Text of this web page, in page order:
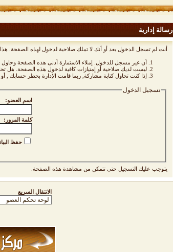
رسالة إدارية
أنت لم تسجل الدخول بعد أو أنك لا تملك صلاحية لدخول لهذه الصفحة. هذا
أن غير مسجل للدخول. إملاء الاستمارة أدنى هذه الصفحة
ليست لديك صلاحية أو إمتيازات كافية لدخول هذه الصفحة. هل
إذا كنت تحاول كتابة مشاركة, ربما قامت الإدارة بحظر حسابك , أو
تسجيل الدخول
اسم العضو:
كلمة المرور:
حفظ
يتوجب عليك التسجيل حتى تتمكن من مشاهدة هذه الصفحة.
الانتقال السريع